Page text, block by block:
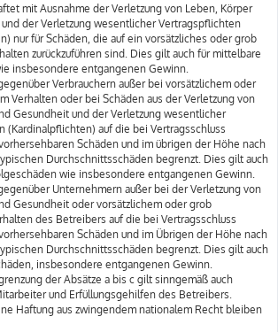
mit Ausnahme der Verletzung von Leben, Körper
der Verletzung wesentlicher Vertragspflichten
nur für Schäden, die auf ein vorsätzliches oder grob
zurückzuführen sind. Dies gilt auch für mittelbare
insbesondere entgangenen Gewinn.
Verbrauchern außer bei vorsätzlichem oder
Verhalten oder bei Schäden aus der Verletzung von
Gesundheit und der Verletzung wesentlicher
(Kardinalpflichten) auf die bei Vertragsschluss
Schäden und im übrigen der Höhe nach
Durchschnittsschäden begrenzt. Dies gilt auch
wie insbesondere entgangenen Gewinn.
Unternehmern außer bei der Verletzung von
Gesundheit oder vorsätzlichem oder grob
des Betreibers auf die bei Vertragsschluss
Schäden und im Übrigen der Höhe nach
Durchschnittsschäden begrenzt. Dies gilt auch
insbesondere entgangenen Gewinn.
der Absätze a bis c gilt sinngemäß auch
und Erfüllungsgehilfen des Betreibers.
Haftung aus zwingendem nationalem Recht bleiben